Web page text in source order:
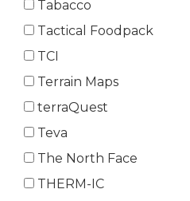
Tabacco
Tactical Foodpack
TCI
Terrain Maps
terraQuest
Teva
The North Face
THERM-IC